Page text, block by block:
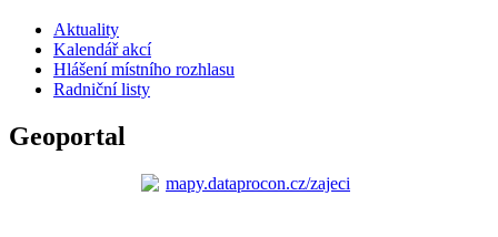
Aktuality
Kalendář akcí
Hlášení místního rozhlasu
Radniční listy
Geoportal